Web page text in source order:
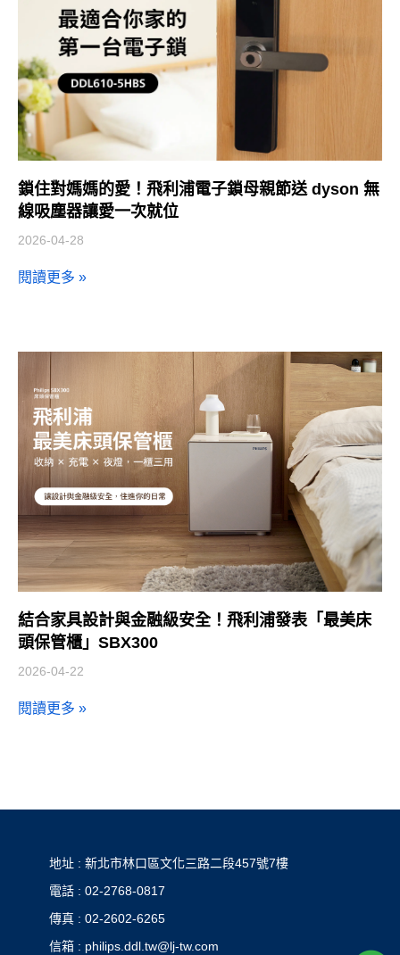
鎖住對媽媽的愛！飛利浦電子鎖母親節送 dyson 無
線吸塵器讓愛一次就位
2026-04-28
閱讀更多 »
結合家具設計與金融級安全！飛利浦發表「最美床
頭保管櫃」SBX300
2026-04-22
閱讀更多 »
地址 : 新北市林口區文化三路二段457號7樓
電話 : 02-2768-0817
傳真 : 02-2602-6265
信箱 : philips.ddl.tw@lj-tw.com